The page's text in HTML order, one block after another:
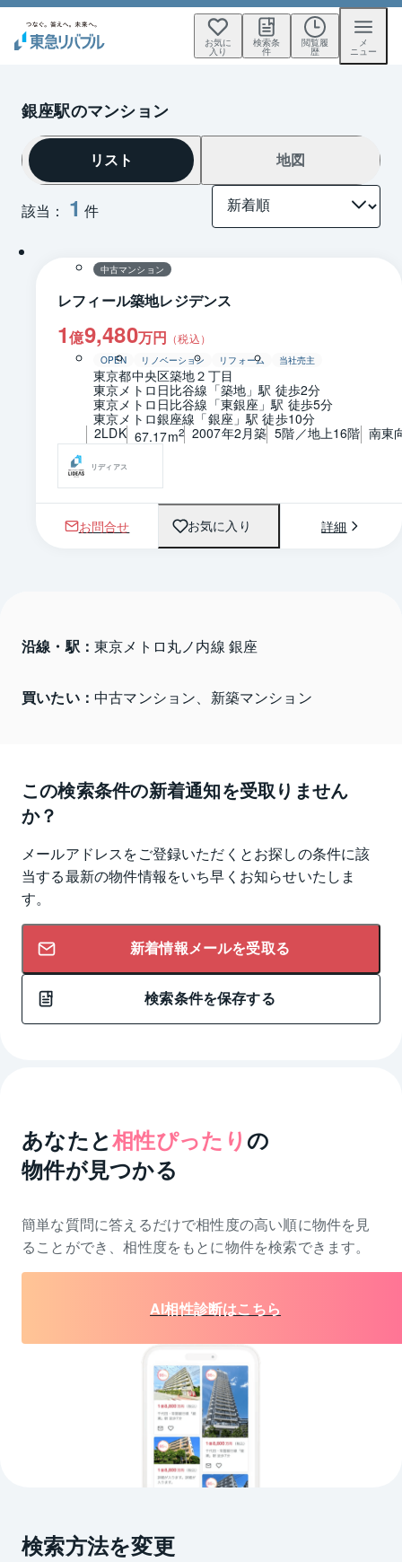
お気に
入り
検索条
件
閲覧履
歴
メ
ニュー
銀座駅のマンション
該当： 1 件
リスト 地図
1 / 0 間取り
中古マンション
レフィール築地レジデンス
1億9,480万円 （税込）
OPEN リノベーション リフォーム 当社売主
東京都中央区築地２丁目
東京メトロ日比谷線「築地」駅 徒歩2分
東京メトロ日比谷線「東銀座」駅 徒歩5分
東京メトロ銀座線「銀座」駅 徒歩10分
2LDK 67.17m2 2007年2月築 5階／地上16階 南東
リディアス
お問合せ お気に入り 詳細
沿線・駅： 東京メトロ丸ノ内線 銀座
買いたい： 中古マンション、新築マンション
この検索条件の新着通知を受取りません
か？
メールアドレスをご登録いただくとお探しの条件に該
当する最新の物件情報をいち早くお知らせいたしま
す。
新着情報メールを受取る
検索条件を保存する
あなたと相性ぴったり の
物件が見つかる
簡単な質問に答えるだけで相性度の高い順に物件を 見
ることができ、相性度をもとに物件を検索できます。
AI相性診断はこちら
検索方法を変更